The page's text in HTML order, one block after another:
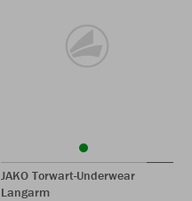
JAKO Torwart-Underwear
Langarm